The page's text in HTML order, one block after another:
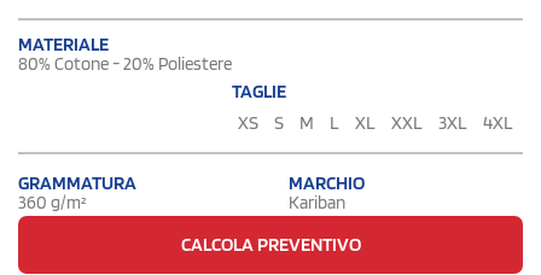
MATERIALE
80% Cotone - 20% Poliestere
TAGLIE
XS
S M L XL XXL 3XL 4XL
GRAMMATURA
360 g/m²
MARCHIO
Kariban
CALCOLA PREVENTIVO